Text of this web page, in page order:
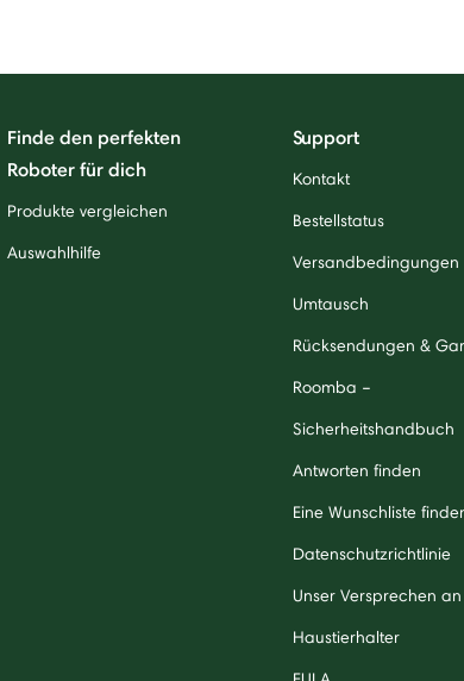
Finde den perfekten
Roboter für dich
Produkte vergleichen
Auswahlhilfe
Support
Kontakt
Bestellstatus
Versandbedingungen
Umtausch
Rücksendungen &
Roomba –
Sicherheitshandbuch
Antworten finden
Eine Wunschliste
Datenschutzrichtlinie
Unser Versprechen an
Haustierhalter